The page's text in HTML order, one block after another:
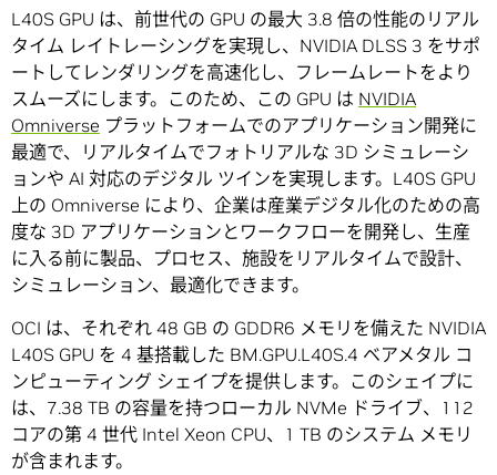
L40S GPU は、前世代の GPU の最大 3.8 倍の性能のリアル
タイム レイトレーシングを実現し、NVIDIA DLSS 3 をサポ
ートしてレンダリングを高速化し、フレームレートをより
スムーズにします。このため、この GPU は NVIDIA
Omniverse プラットフォームでのアプリケーション開発に
最適で、リアルタイムでフォトリアルな 3D シミュレーシ
ョンや AI 対応のデジタル ツインを実現します。L40S GPU
上の Omniverse により、企業は産業デジタル化のための高
度な 3D アプリケーションとワークフローを開発し、生産
に入る前に製品、プロセス、施設をリアルタイムで設計、
シミュレーション、最適化できます。
OCI は、それぞれ 48 GB の GDDR6 メモリを備えた NVIDIA
L40S GPU を 4 基搭載した BM.GPU.L40S.4 ベアメタル コ
ンピューティング シェイプを提供します。このシェイプに
は、7.38 TB の容量を持つローカル NVMe ドライブ、112
コアの第 4 世代 Intel Xeon CPU、1 TB のシステム メモリ
が含まれます。